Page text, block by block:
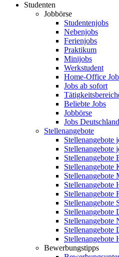
Studenten
Jobbörse
Studentenjobs
Nebenjobs
Ferienjobs
Praktikum
Minijobs
Werkstudent
Home-Office
Jobs ab sofort
Beliebte Jobs
Jobbörse
Jobs Deutschland
Stellenangebote
Stellenangebote
Stellenangebote
Stellenangebote
Stellenangebote
Stellenangebote
Stellenangebote
Stellenangebote
Stellenangebote
Stellenangebote
Stellenangebote
Stellenangebote
Stellenangebote
Bewerbungstipps